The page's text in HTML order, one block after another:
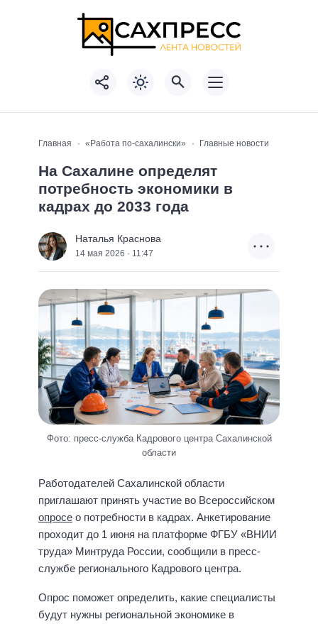
Главная «Работа по-сахалински» Главные новости
На Сахалине определят
потребность экономики в
кадрах до 2033 года
Наталья Краснова
14 мая 2026 · 11:47
Фото: пресс-служба Кадрового центра Сахалинской
области
Работодателей Сахалинской области
приглашают принять участие во Всероссийском
опросе о потребности в кадрах. Анкетирование
проходит до 1 июня на платформе ФГБУ «ВНИИ
труда» Минтруда России, сообщили в пресс-
службе регионального Кадрового центра.
Опрос поможет определить, какие специалисты
будут нужны региональной экономике в